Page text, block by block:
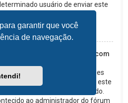
garantir que você
de navegação.
usuário de enviar este
mensagens de e-mail com
deste fórum possuir funções
detectar usuários que enviem este
que tal tenha acontecido.
ao administrador do fórum